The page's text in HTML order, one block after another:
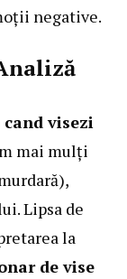
negative.
cand visezi
mai mulți
Lipsa de
la
de vise